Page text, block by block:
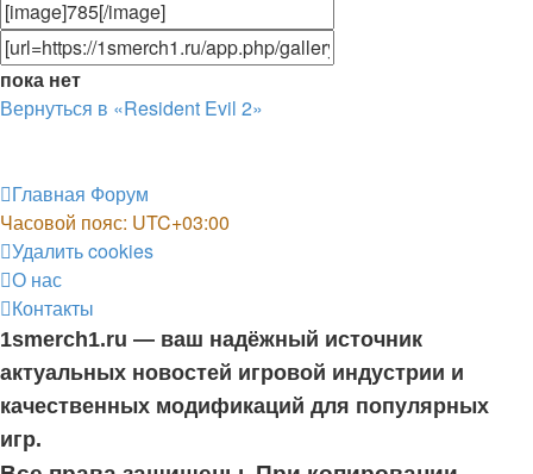
пока нет
Вернуться в «Resident Evil 2»
Главная Форум
Часовой пояс: UTC+03:00
Удалить cookies
О нас
Контакты
1smerch1.ru — ваш надёжный источник
актуальных новостей игровой индустрии и
качественных модификаций для популярных
игр.